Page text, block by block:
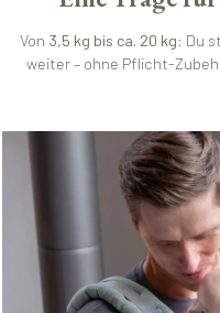
Von 3,5 kg bis ca. 20 kg: Du
weiter – ohne Pflicht-